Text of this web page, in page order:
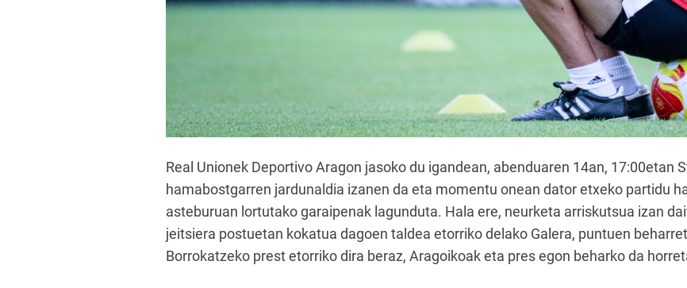
Real Unionek Deportivo Aragon jasoko du igandean, abenduaren 14an, 17:00etan
hamabostgarren jardunaldia izanen da eta momentu onean dator etxeko partidu
asteburuan lortutako garaipenak lagunduta. Hala ere, neurketa arriskutsua izan
jeitsiera postuetan kokatua dagoen taldea etorriko delako Galera, puntuen
Borrokatzeko prest etorriko dira beraz, Aragoikoak eta pres egon beharko da